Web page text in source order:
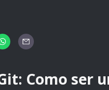
Como ser